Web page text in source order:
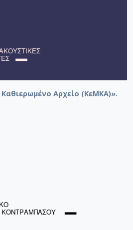
Αρχείο (ΚεΜΚΑ)».